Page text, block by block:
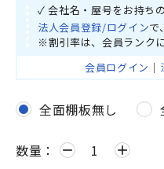
✓ 会社名・屋号をお持ち
法人会員登録/ログインで
※割引率は、会員ランク
会員ログイン ｜
全面棚板無し
数量： remove add